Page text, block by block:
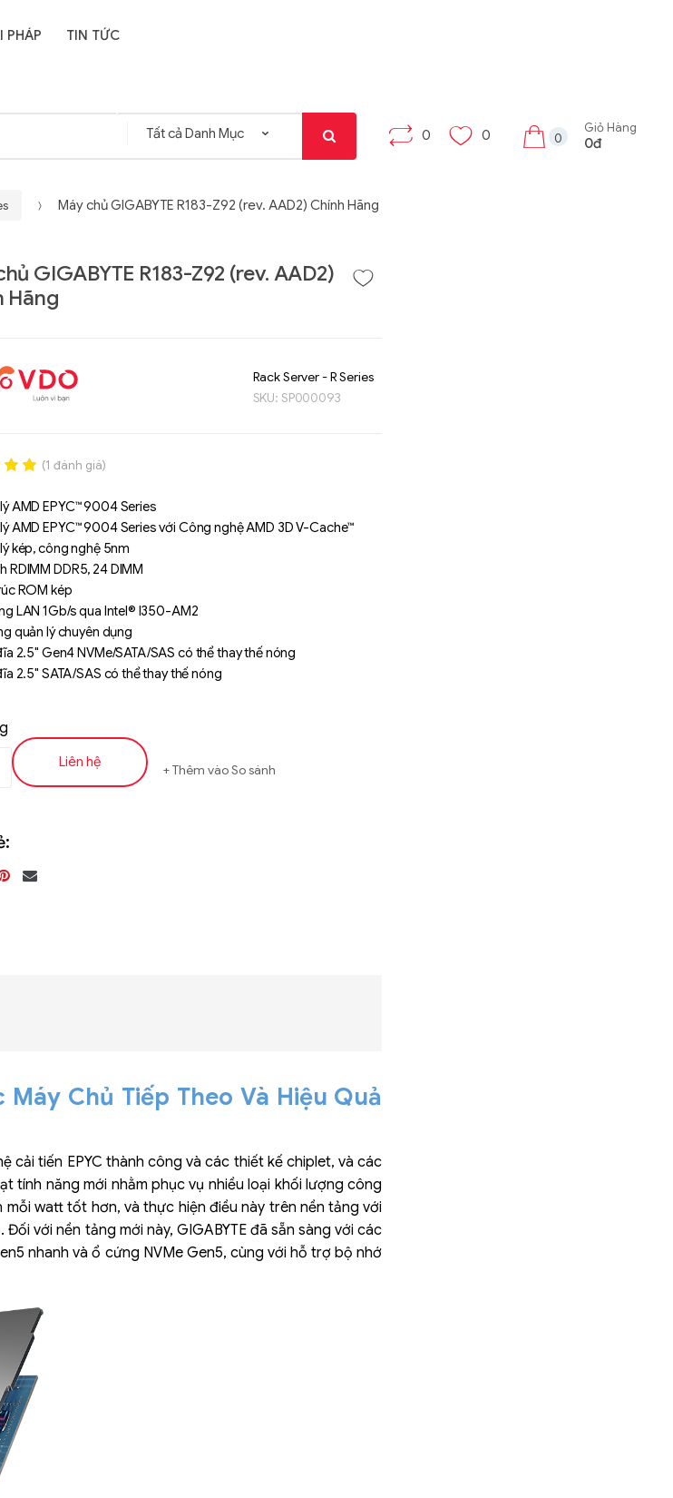
PHÁP
TIN TỨC
0 0 0
Giỏ Hàng
0đ
Máy chủ GIGABYTE R183-Z92 (rev. AAD2) Chính Hãng
GIGABYTE R183-Z92 (rev. AAD2)
Hãng
Rack Server - R Series
SKU: SP000093
(1 đánh giá)
AMD EPYC™ 9004 Series
AMD EPYC™ 9004 Series với Công nghệ AMD 3D V-Cache™
kép, công nghệ 5nm
RDIMM DDR5, 24 DIMM
ROM kép
LAN 1Gb/s qua Intel® I350-AM2
quản lý chuyên dụng
2.5" Gen4 NVMe/SATA/SAS có thể thay thế nóng
2.5" SATA/SAS có thể thay thế nóng
cắm OCP 3.0 Gen5 x16
thích với SupremeRAID™ của Graid Technology
điện dư 1600W 80 PLUS Platinum
Liên hệ Thêm vào So sánh
Chủ Tiếp Theo Và Hiệu Quả
cải tiến EPYC thành công và các thiết kế chiplet, và các
tính năng mới nhằm phục vụ nhiều loại khối lượng công
mỗi watt tốt hơn, và thực hiện điều này trên nền tảng với
với nền tảng mới này, GIGABYTE đã sẵn sàng với các
nhanh và ổ cứng NVMe Gen5, cùng với hỗ trợ bộ nhớ